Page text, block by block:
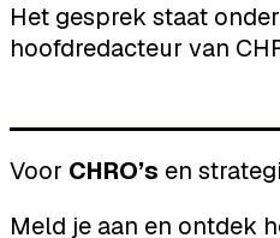
Het gesprek staat
hoofdredacteur van
Voor CHRO’s en
Meld je aan en ontdek